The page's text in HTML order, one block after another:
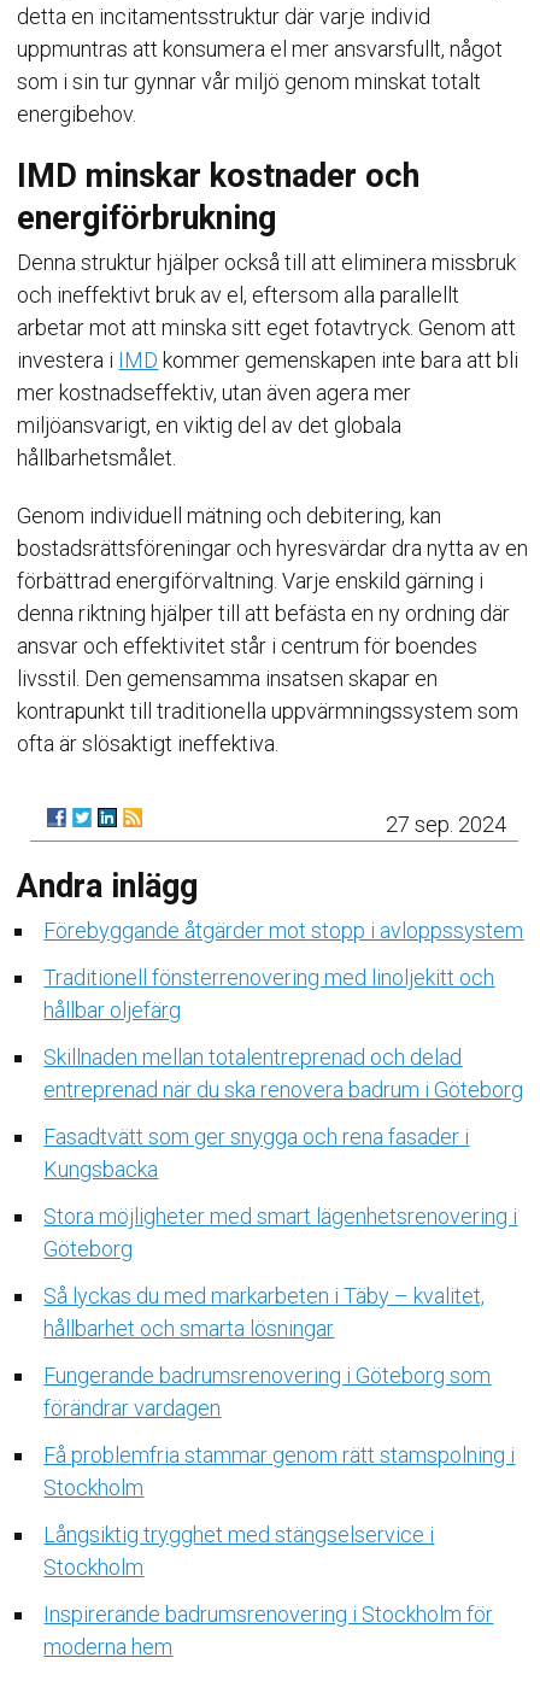
detta en incitamentsstruktur där varje individ
uppmuntras att konsumera el mer ansvarsfullt, något
som i sin tur gynnar vår miljö genom minskat totalt
energibehov.
IMD minskar kostnader och
energiförbrukning
Denna struktur hjälper också till att eliminera missbruk
och ineffektivt bruk av el, eftersom alla parallellt
arbetar mot att minska sitt eget fotavtryck. Genom att
investera i IMD kommer gemenskapen inte bara att bli
mer kostnadseffektiv, utan även agera mer
miljöansvarigt, en viktig del av det globala
hållbarhetsmålet.
Genom individuell mätning och debitering, kan
bostadsrättsföreningar och hyresvärdar dra nytta av en
förbättrad energiförvaltning. Varje enskild gärning i
denna riktning hjälper till att befästa en ny ordning där
ansvar och effektivitet står i centrum för boendes
livsstil. Den gemensamma insatsen skapar en
kontrapunkt till traditionella uppvärmningssystem som
ofta är slösaktigt ineffektiva.
27 sep. 2024
Andra inlägg
Förebyggande åtgärder mot stopp i avloppssystem
Traditionell fönsterrenovering med linoljekitt och
hållbar oljefärg
Skillnaden mellan totalentreprenad och delad
entreprenad när du ska renovera badrum i Göteborg
Fasadtvätt som ger snygga och rena fasader i
Kungsbacka
Stora möjligheter med smart lägenhetsrenovering i
Göteborg
Så lyckas du med markarbeten i Täby – kvalitet,
hållbarhet och smarta lösningar
Fungerande badrumsrenovering i Göteborg som
förändrar vardagen
Få problemfria stammar genom rätt stamspolning i
Stockholm
Långsiktig trygghet med stängselservice i
Stockholm
Inspirerande badrumsrenovering i Stockholm för
moderna hem